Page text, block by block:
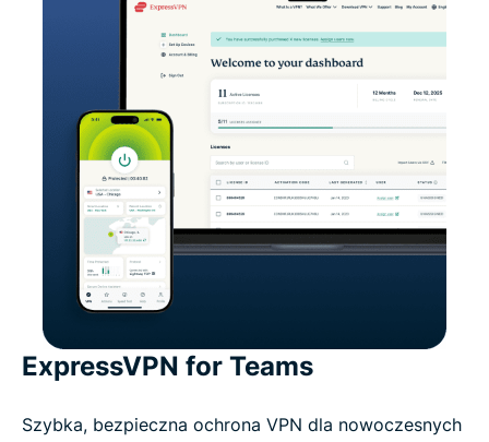
ExpressVPN for Teams
Szybka, bezpieczna ochrona VPN dla nowoczesnych